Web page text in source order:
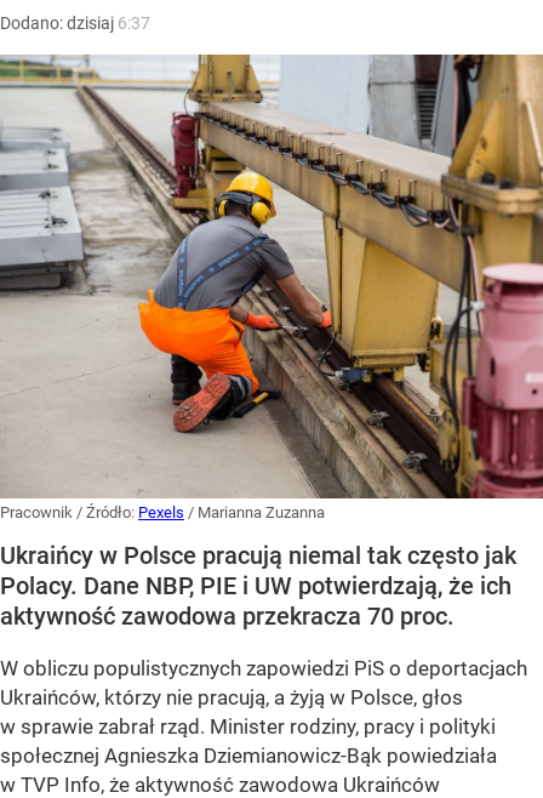
Dodano:dzisiaj 6:37
Pracownik / Źródło: Pexels / Marianna Zuzanna
Ukraińcy w Polsce pracują niemal tak często jak
Polacy. Dane NBP, PIE i UW potwierdzają, że ich
aktywność zawodowa przekracza 70 proc.
W obliczu populistycznych zapowiedzi PiS o deportacjach
Ukraińców, którzy nie pracują, a żyją w Polsce, głos
w sprawie zabrał rząd. Minister rodziny, pracy i polityki
społecznej Agnieszka Dziemianowicz-Bąk powiedziała
w TVP Info, że aktywność zawodowa Ukraińców